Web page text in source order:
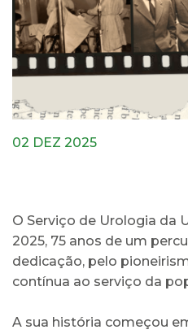
02 DEZ 2025
O Serviço de Urologia da
2025, 75 anos de um
dedicação, pelo
contínua ao serviço da
A sua história começou